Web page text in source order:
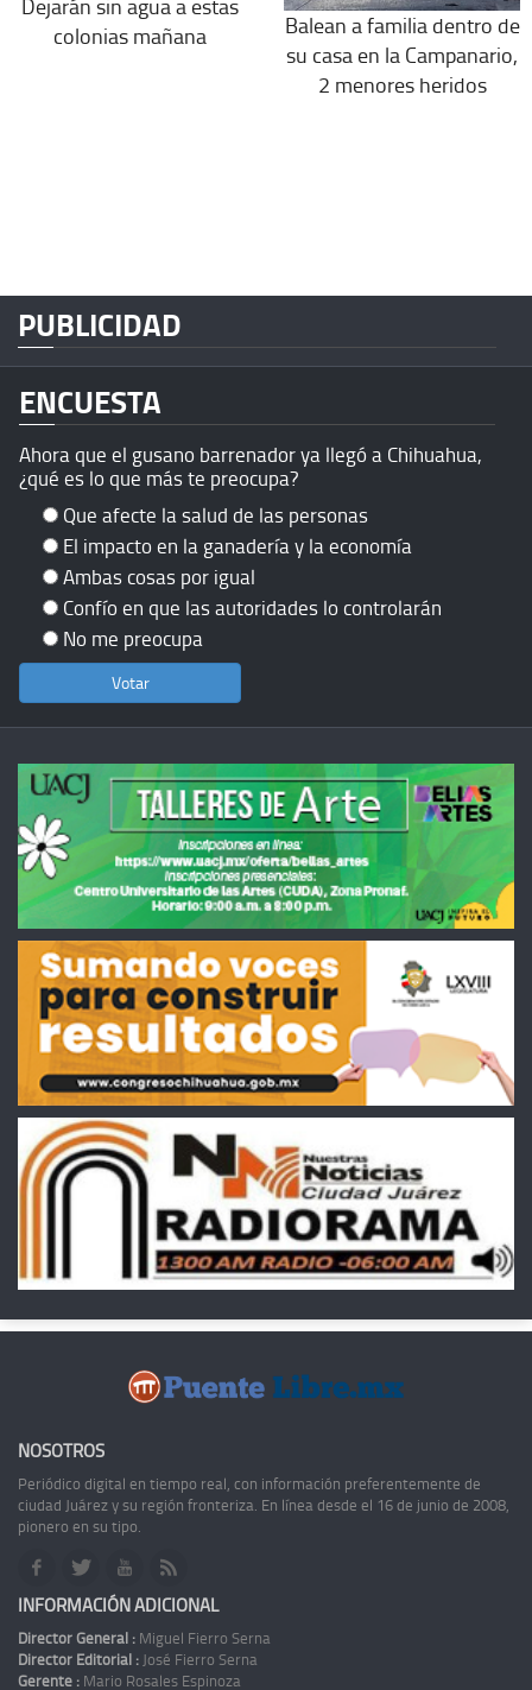
Dejarán sin agua a estas
colonias mañana
Balean a familia dentro de
su casa en la Campanario,
2 menores heridos
PUBLICIDAD
ENCUESTA
Ahora que el gusano barrenador ya llegó a Chihuahua,
¿qué es lo que más te preocupa?
Que afecte la salud de las personas
El impacto en la ganadería y la economía
Ambas cosas por igual
Confío en que las autoridades lo controlarán
No me preocupa
NOSOTROS
Periódico digital en tiempo real, con información preferentemente de
ciudad Juárez y su región fronteriza. En línea desde el 16 de junio de 2008,
pionero en su tipo.
INFORMACIÓN ADICIONAL
Director General : Miguel Fierro Serna
Director Editorial : José Fierro Serna
Gerente : Mario Rosales Espinoza